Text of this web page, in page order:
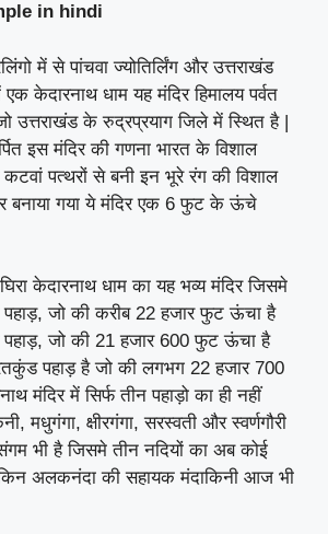
in hindi
में से पांचवा ज्योतिर्लिंग और उत्तराखंड
एक केदारनाथ धाम यह मंदिर हिमालय पर्वत
उत्तराखंड के रुद्रप्रयाग जिले में स्थित है |
इस मंदिर की गणना भारत के विशाल
कटवां पत्थरों से बनी इन भूरे रंग की विशाल
बनाया गया ये मंदिर एक 6 फुट के ऊंचे
केदारनाथ धाम का यह भव्य मंदिर जिसमे
जो की करीब 22 हजार फुट ऊंचा है
जो की 21 हजार 600 फुट ऊंचा है
पहाड़ है जो की लगभग 22 हजार 700
मंदिर में सिर्फ तीन पहाड़ो का ही नहीं
मधुगंगा, क्षीरगंगा, सरस्वती और स्वर्णगौरी
भी है जिसमे तीन नदियों का अब कोई
अलकनंदा की सहायक मंदाकिनी आज भी